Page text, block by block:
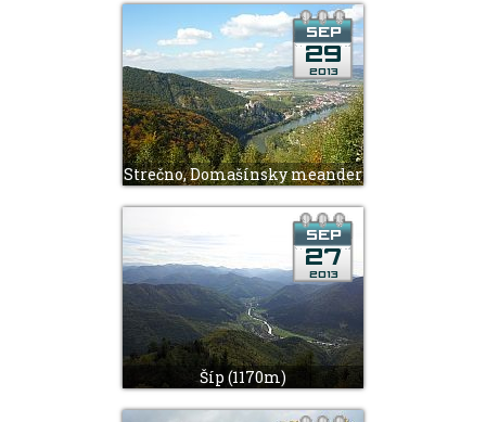
Strečno, Domašínsky meander
Šíp (1170m)